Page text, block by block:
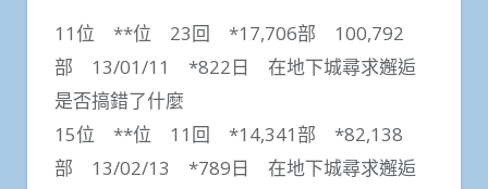
11位 **位 23回 *17,706部 100,792
部 13/01/11 *822日 在地下城尋求邂逅
是否搞錯了什麼
15位 **位 11回 *14,341部 *82,138
部 13/02/13 *789日 在地下城尋求邂逅